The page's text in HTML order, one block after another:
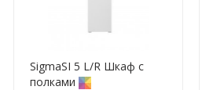
SigmaSI 5 L/R Шкаф с
полками